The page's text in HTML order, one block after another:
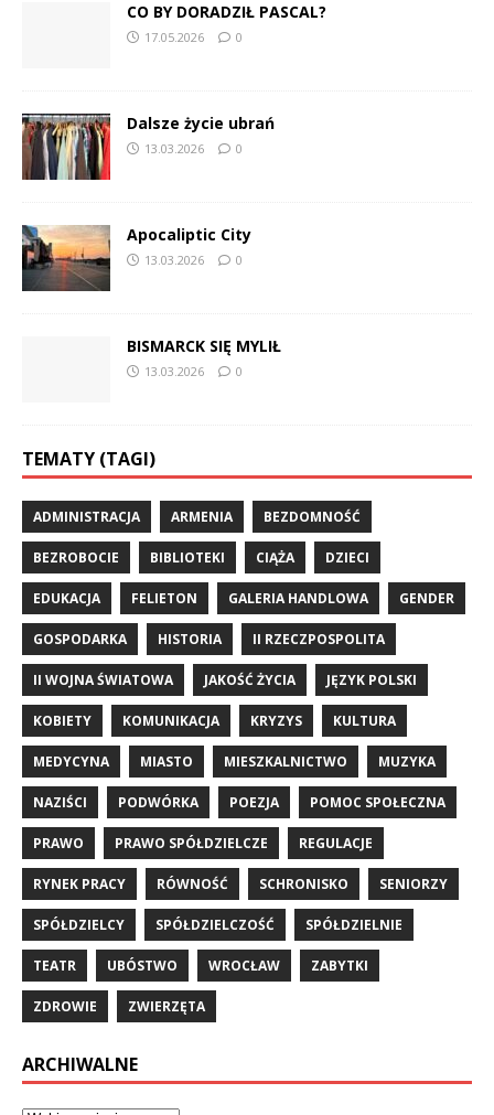
CO BY DORADZIŁ PASCAL?
17.05.2026 0
Dalsze życie ubrań
13.03.2026 0
Apocaliptic City
13.03.2026 0
BISMARCK SIĘ MYLIŁ
13.03.2026 0
TEMATY (TAGI)
ADMINISTRACJA ARMENIA BEZDOMNOŚĆ
BEZROBOCIE BIBLIOTEKI CIĄŻA DZIECI
EDUKACJA FELIETON GALERIA HANDLOWA GENDER
GOSPODARKA HISTORIA II RZECZPOSPOLITA
II WOJNA ŚWIATOWA JAKOŚĆ ŻYCIA JĘZYK POLSKI
KOBIETY KOMUNIKACJA KRYZYS KULTURA
MEDYCYNA MIASTO MIESZKALNICTWO MUZYKA
NAZIŚCI PODWÓRKA POEZJA POMOC SPOŁECZNA
PRAWO PRAWO SPÓŁDZIELCZE REGULACJE
RYNEK PRACY RÓWNOŚĆ SCHRONISKO SENIORZY
SPÓŁDZIELCY SPÓŁDZIELCZOŚĆ SPÓŁDZIELNIE
TEATR UBÓSTWO WROCŁAW ZABYTKI
ZDROWIE ZWIERZĘTA
ARCHIWALNE